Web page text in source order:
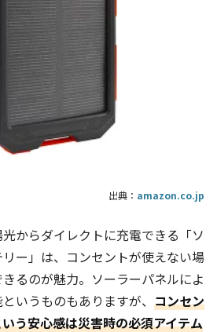
出典： amazon.co.jp
からダイレクトに充電できる「ソ
ー」は、コンセントが使えない場
るのが魅力。ソーラーパネルによ
いうものもありますが、 コンセン
う安心感は災害時の必須アイテム